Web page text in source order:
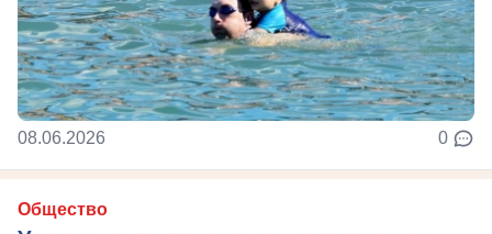
08.06.2026 0
Общество